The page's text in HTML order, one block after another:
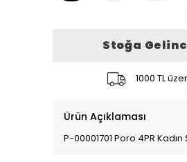
Stoğa
1000 TL
Ürün Açıklaması
P-00001701 Poro 4PR